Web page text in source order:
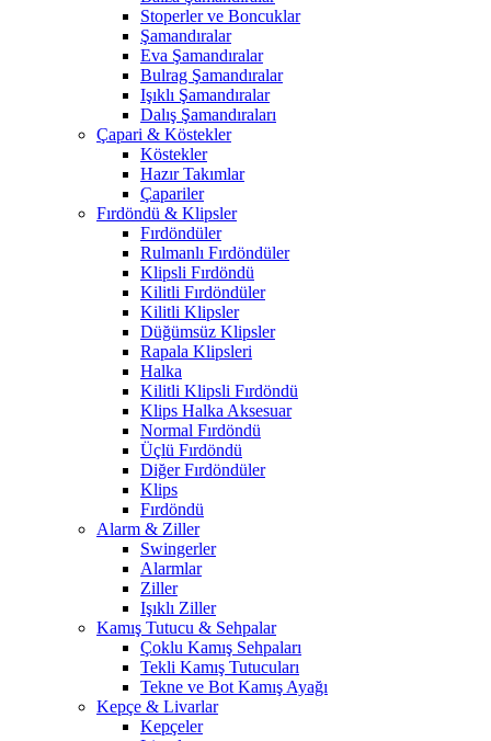
Stoperler ve Boncuklar
Şamandıralar
Eva Şamandıralar
Bulrag Şamandıralar
Işıklı Şamandıralar
Dalış Şamandıraları
Çapari & Köstekler
Köstekler
Hazır Takımlar
Çapariler
Fırdöndü & Klipsler
Fırdöndüler
Rulmanlı Fırdöndüler
Klipsli Fırdöndü
Kilitli Fırdöndüler
Kilitli Klipsler
Düğümsüz Klipsler
Rapala Klipsleri
Halka
Kilitli Klipsli Fırdöndü
Klips Halka Aksesuar
Normal Fırdöndü
Üçlü Fırdöndü
Diğer Fırdöndüler
Klips
Fırdöndü
Alarm & Ziller
Swingerler
Alarmlar
Ziller
Işıklı Ziller
Kamış Tutucu & Sehpalar
Çoklu Kamış Sehpaları
Tekli Kamış Tutucuları
Tekne ve Bot Kamış Ayağı
Kepçe & Livarlar
Kepçeler